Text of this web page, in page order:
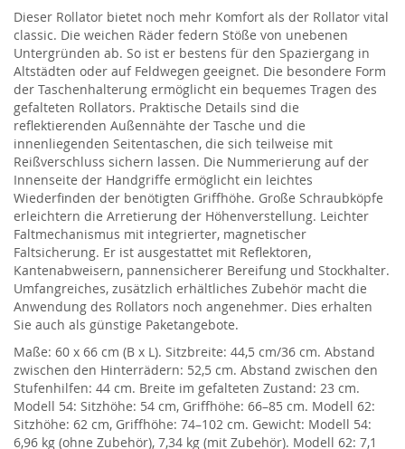
Dieser Rollator bietet noch mehr Komfort als der Rollator vital
classic. Die weichen Räder federn Stöße von unebenen
Untergründen ab. So ist er bestens für den Spaziergang in
Altstädten oder auf Feldwegen geeignet. Die besondere Form
der Taschenhalterung ermöglicht ein bequemes Tragen des
gefalteten Rollators. Praktische Details sind die
reflektierenden Außennähte der Tasche und die
innenliegenden Seitentaschen, die sich teilweise mit
Reißverschluss sichern lassen. Die Nummerierung auf der
Innenseite der Handgriffe ermöglicht ein leichtes
Wiederfinden der benötigten Griffhöhe. Große Schraubköpfe
erleichtern die Arretierung der Höhenverstellung. Leichter
Faltmechanismus mit integrierter, magnetischer
Faltsicherung. Er ist ausgestattet mit Reflektoren,
Kantenabweisern, pannensicherer Bereifung und Stockhalter.
Umfangreiches, zusätzlich erhältliches Zubehör macht die
Anwendung des Rollators noch angenehmer. Dies erhalten
Sie auch als günstige Paketangebote.
Maße: 60 x 66 cm (B x L). Sitzbreite: 44,5 cm/36 cm. Abstand
zwischen den Hinterrädern: 52,5 cm. Abstand zwischen den
Stufenhilfen: 44 cm. Breite im gefalteten Zustand: 23 cm.
Modell 54: Sitzhöhe: 54 cm, Griffhöhe: 66–85 cm. Modell 62:
Sitzhöhe: 62 cm, Griffhöhe: 74–102 cm. Gewicht: Modell 54:
6,96 kg (ohne Zubehör), 7,34 kg (mit Zubehör). Modell 62: 7,1